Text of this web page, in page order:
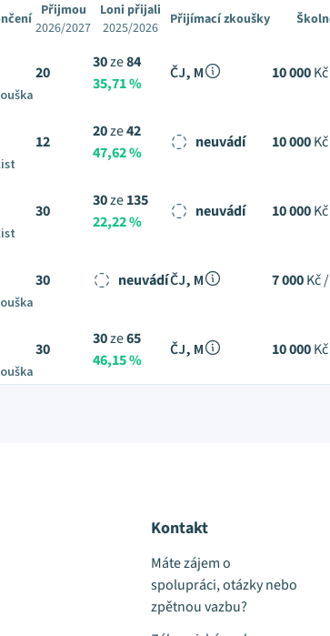
Přijmou
2026/2027
Loni přijali
2025/2026
Přijímací zkoušky
20
30ze84
35,71 %
ČJ, M 10 000
12
20ze42
47,62 %
neuvádí 10 000
30
30ze135
22,22 %
neuvádí 10 000
30 neuvádíČJ, M 7 000Kč
30
30ze65
46,15 %
ČJ, M 10 000
Kontakt
Máte zájem o
spolupráci, otázky nebo
zpětnou vazbu?